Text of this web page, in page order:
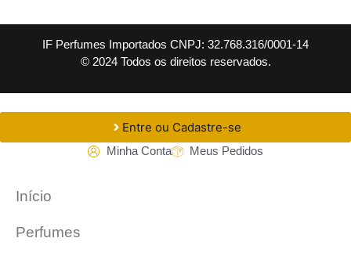
IF Perfumes Importados CNPJ: 32.768.316/0001-14
© 2024 Todos os direitos reservados.
Entre ou Cadastre-se
Minha Conta Meus Pedidos
Início
Perfumes